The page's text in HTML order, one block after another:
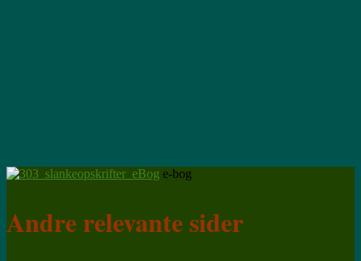
e-bog
Andre relevante sider